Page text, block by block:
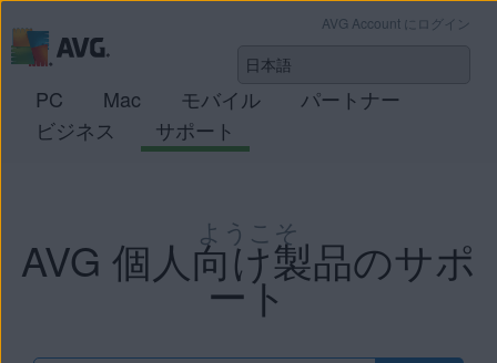
AVG Account にログイン
PC Mac モバイル
パートナー
ビジネス
サポート
ようこそ
AVG 個人向け製品のサポ
ート